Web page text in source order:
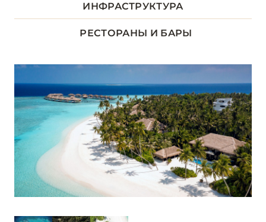
ДХААЛУ
ЛААМУ
НУНУ 5
Cheval Blanc Randheli
Kuredhivaru Resort and Spa (ex. Mӧvenpick)
Robinson Noonu
Soneva Jani
ИНФРАСТРУКТУРА
РЕСТОРАНЫ И БАРЫ